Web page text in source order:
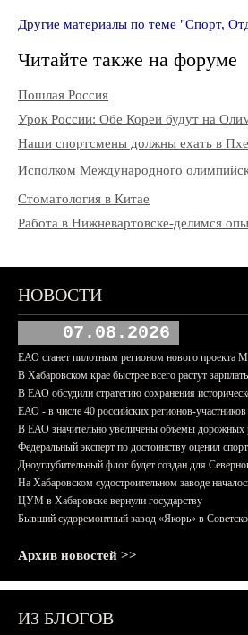
Другие материалы по теме "Спорт,
Читайте также на форуме
Пошлая Россия
Урок России: Обе Кореи будут на
Наши спортсмены должны ехать в
Исполком Международного
Стоматология в Китае
Работа в Нижневартовске-делимся
НОВОСТИ
07.08.2026
ЕАО станет пилотным регионом нового проекта
В Хабаровском крае быстрее всего растут
В ЕАО обсудили стратегию сохранения
ЕАО - в числе 40 российских регионов-
В ЕАО значительно увеличены объемы дорожных
Федеральный эксперт по достоинству оценил
Дноуглубительный флот будет создан для
На Хабаровском судостроительном заводе
ЦУМ в Хабаровске вернули государству
Бывший судоремонтный завод «Якорь» в
Архив новостей >>
ИЗ БЛОГОВ